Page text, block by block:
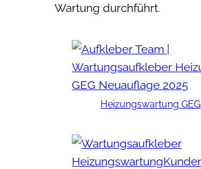
Wartung durchführt.
Heizungs­wartung GEG